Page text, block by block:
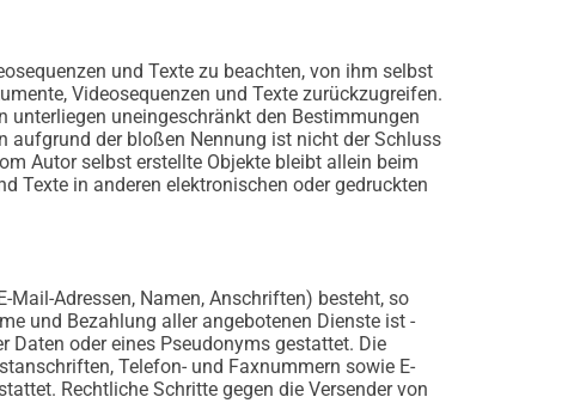
und Texte zu beachten, von ihm selbst
Videosequenzen und Texte zurückzugreifen.
unterliegen uneingeschränkt den Bestimmungen
aufgrund der bloßen Nennung ist nicht der Schluss
Autor selbst erstellte Objekte bleibt allein beim
Texte in anderen elektronischen oder gedruckten
Adressen, Namen, Anschriften) besteht, so
und Bezahlung aller angebotenen Dienste ist -
oder eines Pseudonyms gestattet. Die
Telefon- und Faxnummern sowie E-
Rechtliche Schritte gegen die Versender von